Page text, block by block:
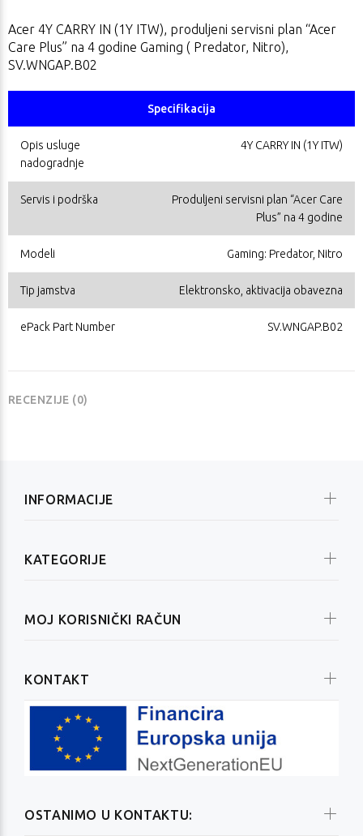
Acer 4Y CARRY IN (1Y ITW), produljeni servisni plan “Acer
Care Plus” na 4 godine Gaming ( Predator, Nitro),
SV.WNGAP.B02
Specifikacija
Opis usluge
nadogradnje
4Y CARRY IN (1Y ITW)
Servis i podrška
Produljeni servisni plan “Acer Care
Plus” na 4 godine
Modeli Gaming: Predator, Nitro
Tip jamstva Elektronsko, aktivacija obavezna
ePack Part Number SV.WNGAP.B02
RECENZIJE (0)
OSTANIMO U KONTAKTU:
INFORMACIJE
KATEGORIJE
MOJ KORISNIČKI RAČUN
KONTAKT